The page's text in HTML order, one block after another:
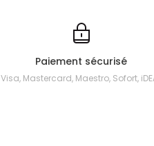
Paiement sécurisé
Visa, Mastercard, Maestro, Sofort,